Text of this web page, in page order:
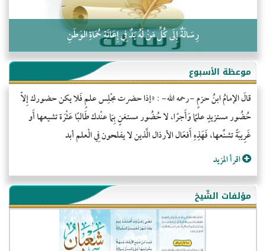
رِسَالَةٌ إِلَى كُلِّ مَنْ لَهُ يَدٌ فِي إِعَانَةِ حُمَاةِ الوَطَنِ
موعظة الأسبوع
قالَ الإمامُ ابنُ حزمٍ -رحمه الله- : «إذا حضرت مجْلِس علمٍ فَلا يكن حضورك إِلاّ
حُضُور مستزيدٍ علمًا وَأَجرًا، لا حُضُور مستغنٍ بِمَا عنْدك طَالبًا عَثْرَة تشيعها أَو
غَرِيبَةً تشنِّعها، فَهَذِهِ أَفعَال الأرذال الَّذين لا يفلحون فِي الْعلم أبد
اقرأ المزيد
مؤلفات الشّيخ